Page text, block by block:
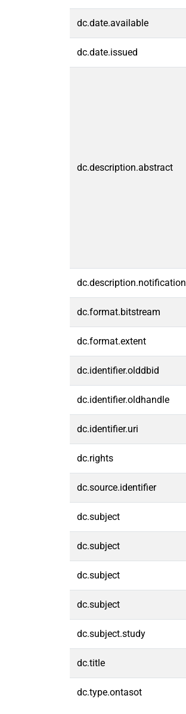
dc.date.available
dc.date.issued
dc.description.abstract
dc.description.notification
dc.format.bitstream
dc.format.extent
dc.identifier.olddbid
dc.identifier.oldhandle
dc.identifier.uri
dc.rights
dc.source.identifier
dc.subject
dc.subject
dc.subject
dc.subject
dc.subject.study
dc.title
dc.type.ontasot